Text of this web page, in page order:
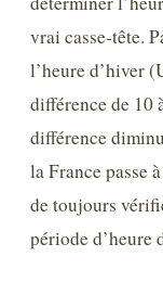
vrai casse-tête.
l’heure d’hiver
différence de 10
différence
la France passe
de toujours
période d’heure